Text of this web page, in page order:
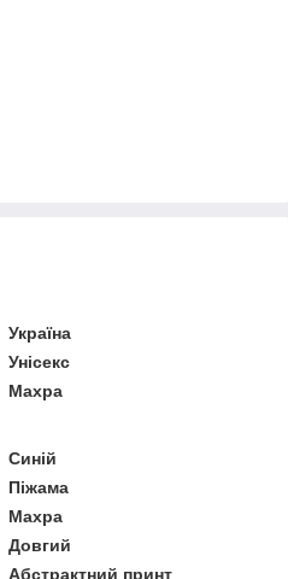
Україна
Унісекс
Махра
Синій
Піжама
Махра
Довгий
Абстрактний принт